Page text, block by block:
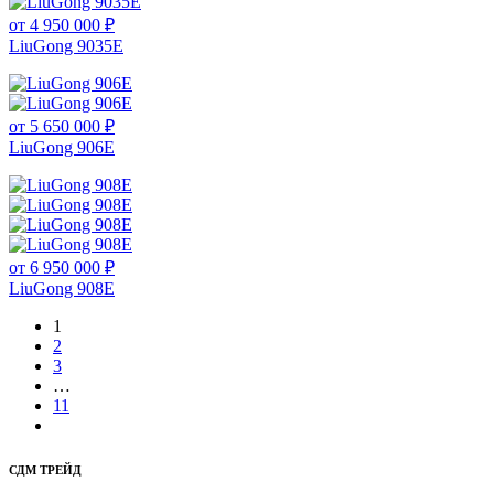
от 4 950 000 ₽
LiuGong 9035E
от 5 650 000 ₽
LiuGong 906E
от 6 950 000 ₽
LiuGong 908E
1
2
3
…
11
СДМ ТРЕЙД